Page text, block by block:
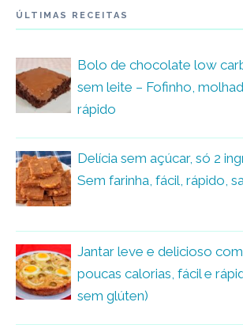
ÚLTIMAS RECEITAS
Bolo de chocolate low
sem leite – Fofinho,
rápido
Delícia sem açúcar, só 2
Sem farinha, fácil, rápido,
Jantar leve e delicioso
poucas calorias, fácil e
sem glúten)